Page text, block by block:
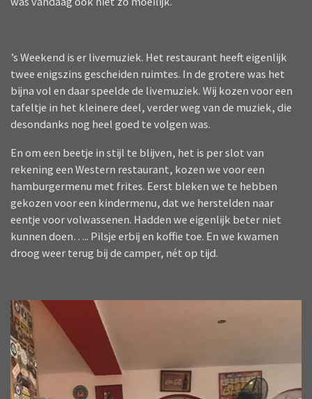
’s Weekend is er livemuziek. Het restaurant heeft eigenlijk
twee enigszins gescheiden ruimtes. In de grotere was het
bijna vol en daar speelde de livemuziek. Wij kozen voor een
tafeltje in het kleinere deel, verder weg van de muziek, die
desondanks nog heel goed te volgen was.
En om een beetje in stijl te blijven, het is per slot van
rekening een Western restaurant, kozen we voor een
hamburgermenu met frites. Eerst bleken we te hebben
gekozen voor een kindermenu, dat we herstelden naar
eentje voor volwassenen. Hadden we eigenlijk beter niet
kunnen doen….. Pilsje erbij en koffie toe. En we kwamen
droog weer terug bij de camper, nét op tijd.